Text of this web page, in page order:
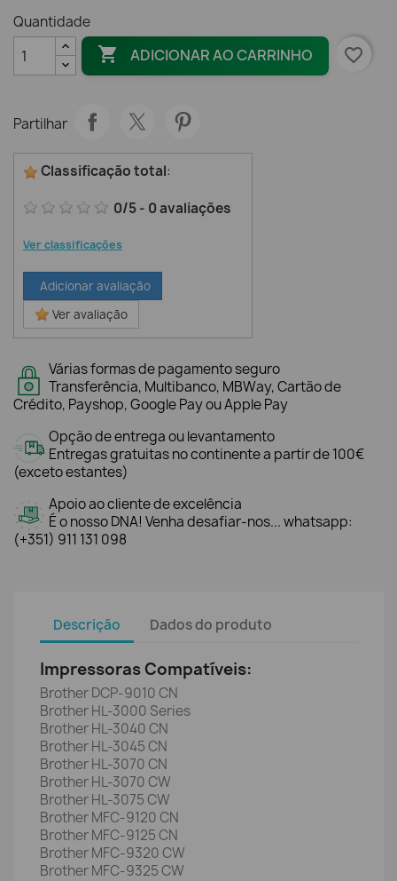
Quantidade
 ADICIONAR AO CARRINHO favorite_border
Partilhar
Classificação total:
0/5- 0avaliações
Ver classificações
Adicionar avaliação
Ver avaliação
Várias formas de pagamento seguro
Transferência, Multibanco, MBWay, Cartão de
Crédito, Payshop, Google Pay ou Apple Pay
Opção de entrega ou levantamento
Entregas gratuitas no continente a partir de 100€
(exceto estantes)
Apoio ao cliente de excelência
É o nosso DNA! Venha desafiar-nos... whatsapp:
(+351) 911 131 098
Descrição Dados do produto
Impressoras Compatíveis:
Brother DCP-9010 CN
Brother HL-3000 Series
Brother HL-3040 CN
Brother HL-3045 CN
Brother HL-3070 CN
Brother HL-3070 CW
Brother HL-3075 CW
Brother MFC-9120 CN
Brother MFC-9125 CN
Brother MFC-9320 CW
Brother MFC-9325 CW